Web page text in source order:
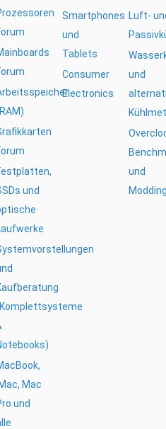
und
Mac
und
Smartphones
und
Tablets
Consumer
Electronics
Luft-
und
und
Modding